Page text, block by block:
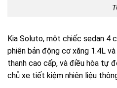
Kia Soluto, một chiếc sedan 4
phiên bản động cơ xăng 1.4L
thanh cao cấp, và điều hòa tự
chủ xe tiết kiệm nhiên liệu